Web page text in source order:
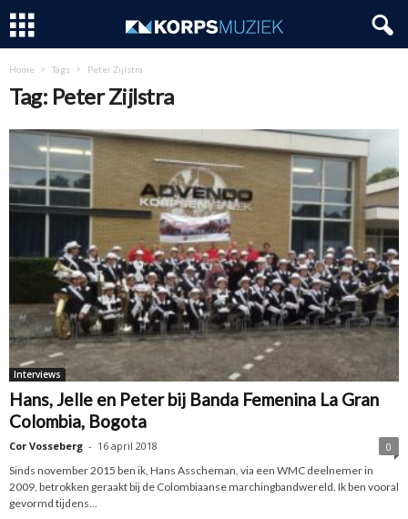
Home Tags Peter Zijlstra
Tag: Peter Zijlstra
Interviews
Hans, Jelle en Peter bij Banda Femenina La Gran
Colombia, Bogota
Cor Vosseberg - 16 april 2018
0
Sinds november 2015 ben ik, Hans Asscheman, via een WMC deelnemer in
2009, betrokken geraakt bij de Colombiaanse marchingbandwereld. Ik ben vooral
gevormd tijdens...